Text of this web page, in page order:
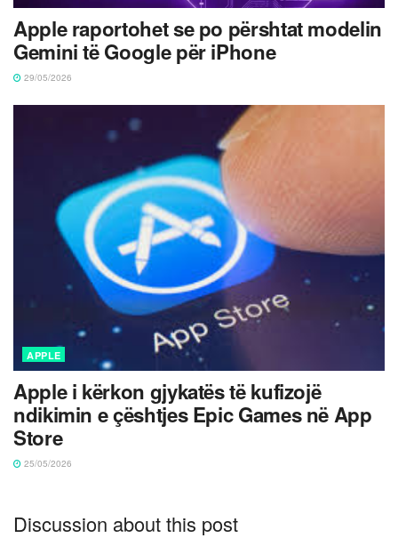
Apple raportohet se po përshtat modelin
Gemini të Google për iPhone
29/05/2026
APPLE
Apple i kërkon gjykatës të kufizojë
ndikimin e çështjes Epic Games në App
Store
25/05/2026
Discussion about this post